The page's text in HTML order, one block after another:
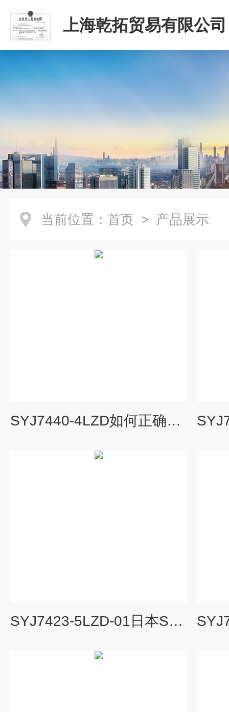
上海乾拓贸易有限公司
当前位置： 首页 > 产品展示
SYJ7440-4LZD如何正确操作SMC电磁阀
SYJ7423-5LZD-01日本SMC电磁阀工作电压